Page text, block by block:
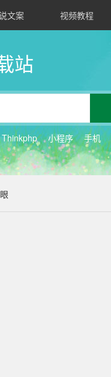
文案 视频教程
站
Thinkphp 小程序 手机